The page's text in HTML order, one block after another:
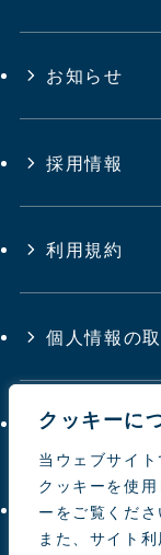
クッキーに
当ウェブサイ
クッキーを使
ーをご覧くださ
また、サイト
お知らせ
採用情報
利用規約
個人情報の
サイトマップ
お問い合わせ